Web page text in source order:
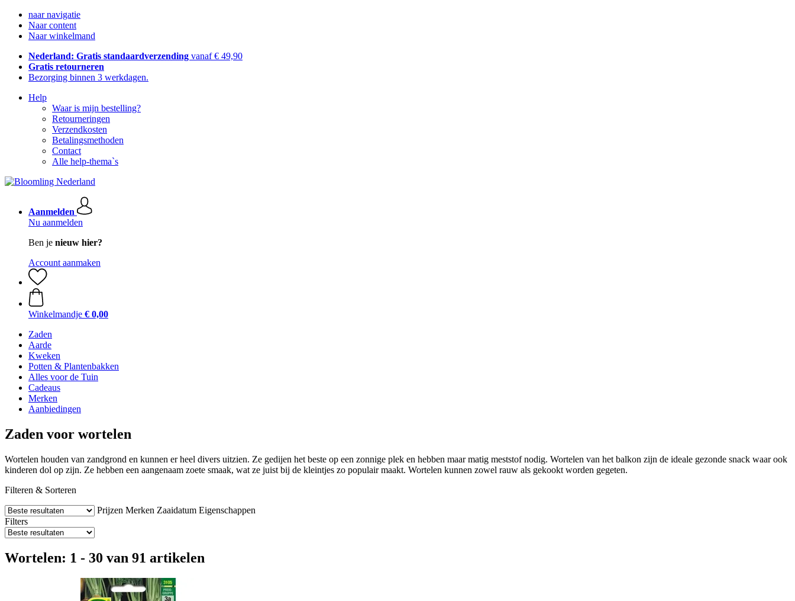
naar navigatie
Naar content
Naar winkelmand
Nederland: Gratis standaardverzending vanaf € 49,90
Gratis retourneren
Bezorging binnen 3 werkdagen.
Help
Waar is mijn bestelling?
Retourneringen
Verzendkosten
Betalingsmethoden
Contact
Alle help-thema`s
Aanmelden
Nu aanmelden
Ben je nieuw hier?
Account aanmaken
Winkelmandje € 0,00
Zaden
Aarde
Kweken
Potten & Plantenbakken
Alles voor de Tuin
Cadeaus
Merken
Aanbiedingen
Zaden voor wortelen
Wortelen houden van zandgrond en kunnen er heel divers uitzien. Ze gedijen het beste op een zonnige plek en hebben maar matig meststof nodig. Wortelen van het balkon zijn de ideale gezonde snack waar ook
kinderen dol op zijn. Ze hebben een aangenaam zoete smaak, wat ze juist bij de kleintjes zo populair maakt. Wortelen kunnen zowel rauw als gekookt worden gegeten.
Filteren & Sorteren
Prijzen Merken Zaaidatum Eigenschappen
Filters
Wortelen: 1 - 30 van 91 artikelen